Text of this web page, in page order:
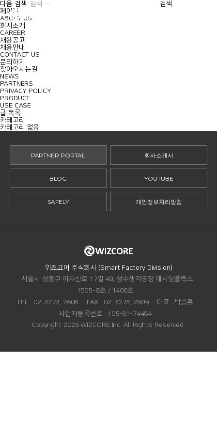
MENU
다음 검색:
페이지
ABOUT US
회사소개
CAREER
채용공고
채용안내
CONTACT US
문의하기
찾아오시는길
NEWS
PARTNERS
PRIVACY POLICY
PRODUCT
USE CASE
글 목록
카테고리
카테고리 없음
PARTNER PORTAL 회사소개서
BLOG YOUTUBE
SAFELY 개인정보처리방침
위즈코어 주식회사 (Smart Factory Division)
서울시 성동구 아차산로 17길 49, 성수생각공장 데시앙플렉스
1505~8호 / 1406호
TEL.
02. 3273. 2608 FAX. 02. 3273. 2609 대표 : 박승훈
사업자등록번호 : 105-81-74484
Copyright 2026 WIZCORE Inc. All Rights Reserved.